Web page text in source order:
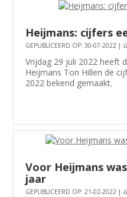
Heijmans: cijfers
GEPUBLICEERD OP: 30-07-2022 |
Vrijdag 29 juli 2022 heeft
Heijmans Ton Hillen de
2022 bekend gemaakt.
Voor Heijmans
jaar
GEPUBLICEERD OP: 21-02-2022 |